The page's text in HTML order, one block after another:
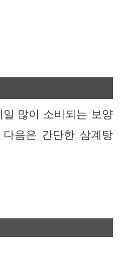
많이 소비되는 보양
음은 간단한 삼계탕